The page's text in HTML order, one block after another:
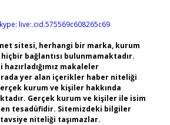
live:.cid.575569c608265c69
sitesi, herhangi bir marka, kurum
bağlantısı bulunmamaktadır.
makaleler
yer alan içerikler haber niteliği
kurum ve kişiler hakkında
Gerçek kurum ve kişiler ile isim
tesadüfidir. Sitemizdeki bilgiler
niteliği taşımazlar.